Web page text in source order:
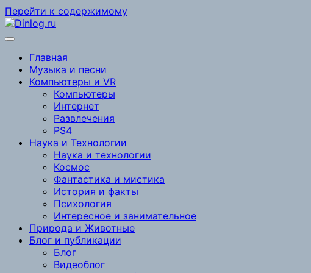
Перейти к содержимому
Главная
Музыка и песни
Компьютеры и VR
Компьютеры
Интернет
Развлечения
PS4
Наука и Технологии
Наука и технологии
Космос
Фантастика и мистика
История и факты
Психология
Интересное и занимательное
Природа и Животные
Блог и публикации
Блог
Видеоблог